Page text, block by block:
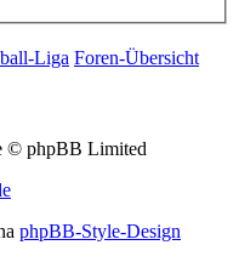
Liga Foren-Übersicht
© phpBB Limited
phpBB-Style-Design